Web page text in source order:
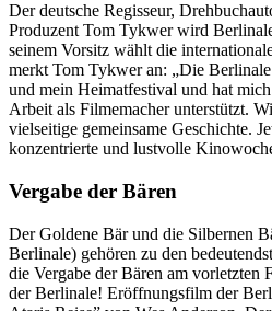
Der deutsche Regisseur,
Produzent Tom Tykwer wird
seinem Vorsitz wählt die
merkt Tom Tykwer an: „Die
und mein Heimatfestival und hat
Arbeit als Filmemacher unterstützt.
vielseitige gemeinsame Geschichte.
konzentrierte und lustvolle
Vergabe der Bären
Der Goldene Bär und die Silbernen
Berlinale) gehören zu den
die Vergabe der Bären am vorletzten
der Berlinale! Eröffnungsfilm der